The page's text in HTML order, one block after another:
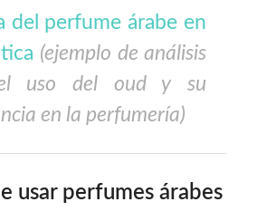
del perfume árabe en
(ejemplo de análisis
uso del oud y su
en la perfumería)
usar perfumes árabes